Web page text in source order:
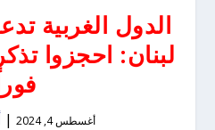
الدول الغربية
لبنان: احجزوا
أغسطس 4, 2024 |